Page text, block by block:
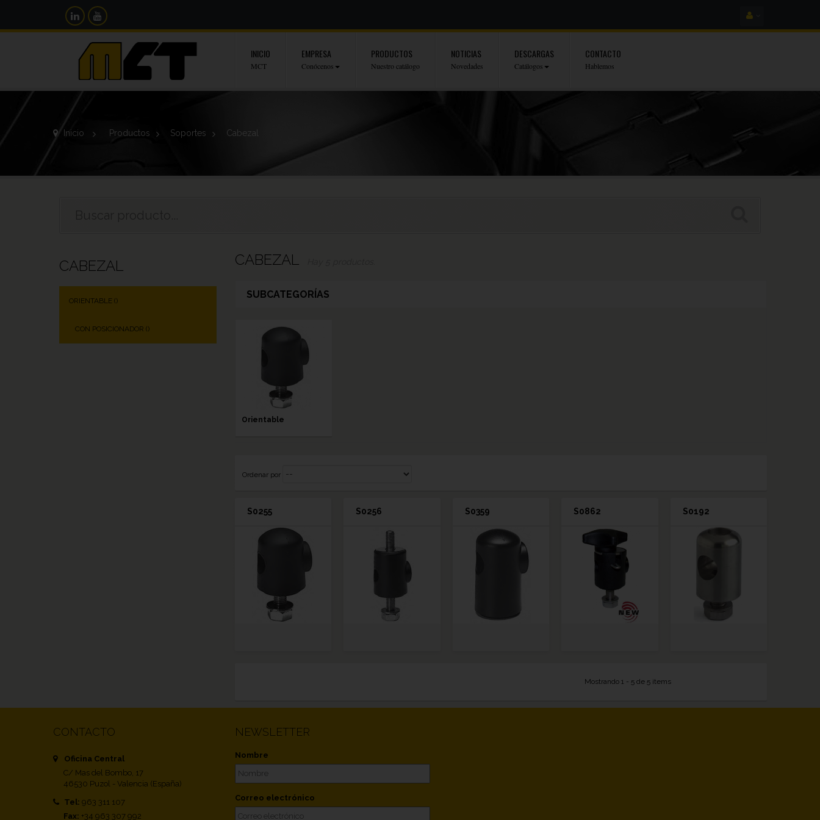
INICIO
MCT
EMPRESA
Conócenos
PRODUCTOS
Nuestro catálogo
NOTICIAS
Novedades
DESCARGAS
Catálogos
CONTACTO
Hablemos
Inicio > Productos > Soportes > Cabezal
CABEZAL
ORIENTABLE ()
CON POSICIONADOR ()
CABEZAL
SUBCATEGORÍAS
Orientable
Ordenar por
S0255 S0256 S0359 S0862 S0192
Mostrando 1 - 5 de 5 items
CONTACTO
Oficina Central
C/ Mas del Bombo, 17
46530 Puzol - Valencia (España)
Tel: 963 311 107
Fax: +34 963 307 992
NEWSLETTER
Nombre
Correo electrónico